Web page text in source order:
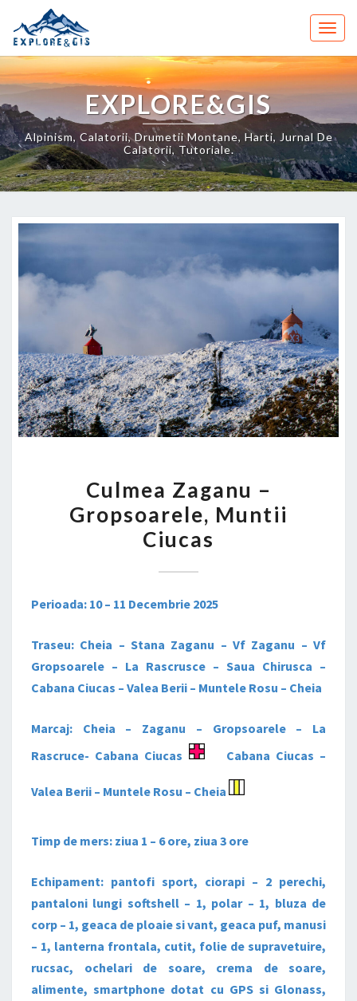
content
EXPLORE&GIS
Alpinism, Calatorii, Drumetii Montane, Harti, Jurnal De
Calatorii, Tutoriale.
ZAGANU
–
GROPSOARELE,
Culmea Zaganu –
Gropsoarele, Muntii
Ciucas
Perioada: 10 – 11 Decembrie 2025
Traseu: Cheia – Stana Zaganu – Vf Zaganu – Vf
Gropsoarele – La Rascrusce – Saua Chirusca –
Cabana Ciucas – Valea Berii – Muntele Rosu – Cheia
Marcaj: Cheia – Zaganu – Gropsoarele – La
Rascruce- Cabana Ciucas
Cabana Ciucas –
Valea Berii – Muntele Rosu – Cheia
Timp de mers: ziua 1 – 6 ore, ziua 3 ore
Echipament: pantofi sport, ciorapi – 2 perechi,
pantaloni lungi softshell – 1, polar – 1, bluza de
corp – 1, geaca de ploaie si vant, geaca puf, manusi
– 1, lanterna frontala, cutit, folie de supravetuire,
rucsac, ochelari de soare, crema de soare,
alimente, smartphone dotat cu GPS si Glonass,